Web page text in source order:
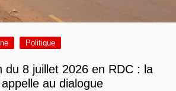
Politique
du 8 juillet 2026 en RDC : la
au dialogue